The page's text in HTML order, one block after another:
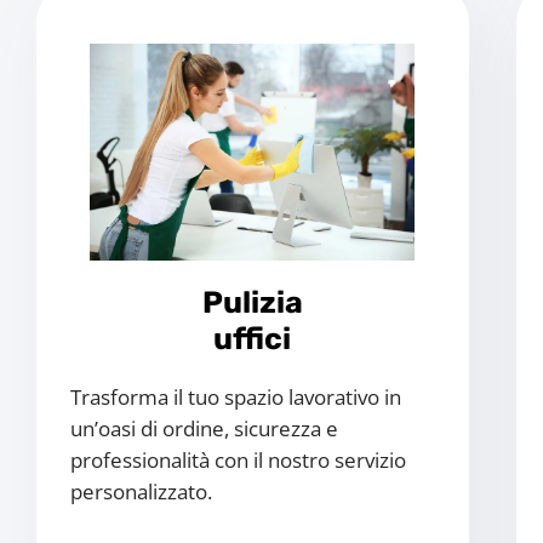
Pulizia
uffici
Trasforma il tuo spazio lavorativo in
un’oasi di ordine, sicurezza e
professionalità con il nostro servizio
personalizzato.